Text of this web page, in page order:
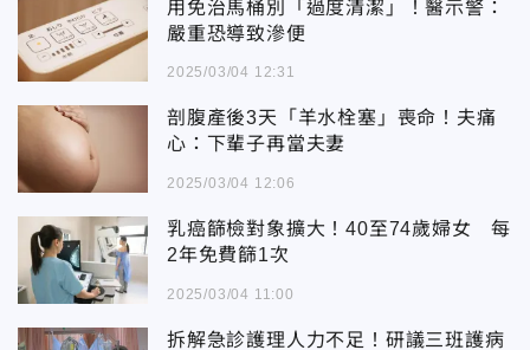
用免治馬桶別「過度清潔」！醫示警：
嚴重恐導致滲便
2025/03/04 12:31
剖腹產後3天「羊水栓塞」喪命！夫痛
心：下輩子再當夫妻
2025/03/04 12:06
乳癌篩檢對象擴大！40至74歲婦女 每
2年免費篩1次
2025/03/04 11:00
拆解急診護理人力不足！研議三班護病